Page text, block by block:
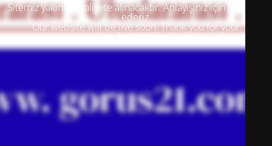
Sitemiz yakında faaliyete alınacaktır. Anlayışınız için teşekkür
ederiz.
Our website will be live soon. Thank you for your
understanding.